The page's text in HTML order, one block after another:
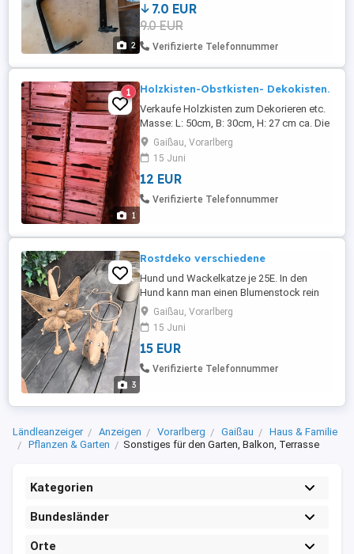
2
7.0 EUR
9.0 EUR
Verifizierte Telefonnummer
1
1 Holzkisten-Obstkisten- Dekokisten.
Verkaufe Holzkisten zum Dekorieren etc.
Masse: L: 50cm, B: 30cm, H: 27 cm ca. Die
Kisten sind in sehr gutem Zustand waren
immer im Trockenen gelagert. Der Preis
gilt pro Stück. Beim Kauf von 10 Stück
gibt's eine gratis.dazu. FIXPREIS!
Gaißau, Vorarlberg
15 Juni
12 EUR
Verifizierte Telefonnummer
3
Rostdeko verschiedene
Hund und Wackelkatze je 25E. In den
Hund kann man einen Blumenstock rein
stellen. Schmetterling mit Glocke dran 12
E Schmetterling mit Stab dran 15 E Elfe 12
E
Gaißau, Vorarlberg
15 Juni
15 EUR
Verifizierte Telefonnummer
Ländleanzeiger Anzeigen Vorarlberg Gaißau
Haus & Familie
Pflanzen & Garten
Sonstiges für den Garten, Balkon, Terrasse
Kategorien
Bundesländer
Orte